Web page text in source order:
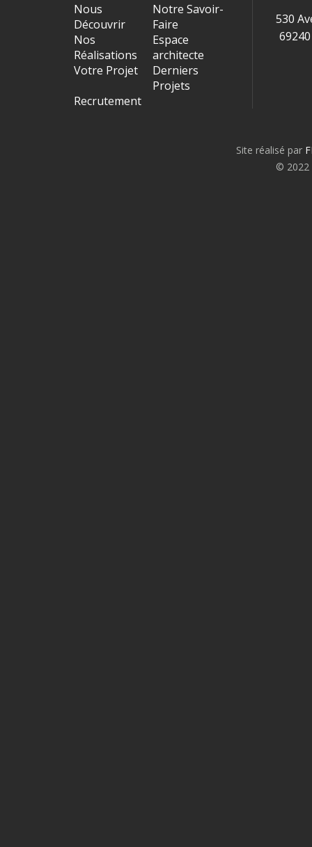
Nous
Découvrir
Notre Savoir-
Faire
Nos
Réalisations
Espace
architecte
Votre Projet
Derniers
Projets
Recrutement
530
Site réalisé par
© 2022